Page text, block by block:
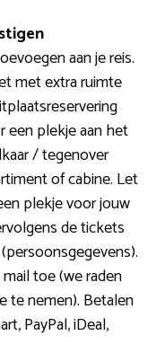
aan je reis.
met extra ruimte
een plekje aan het
/ tegenover
of cabine. Let
plekje voor jouw
de tickets
toe (we raden
te nemen). Betalen
PayPal, iDeal,